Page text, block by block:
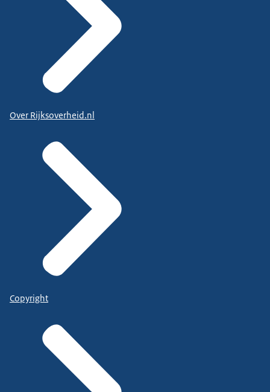
Over Rijksoverheid.nl
Copyright